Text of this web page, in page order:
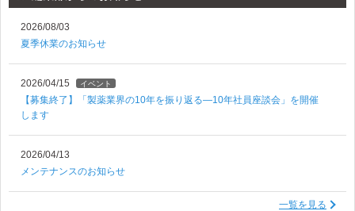
2026/08/03
夏季休業のお知らせ
2026/04/15 イベント
【募集終了】「製薬業界の10年を振り返る―10年社員座談会」を開催
します
2026/04/13
メンテナンスのお知らせ
一覧を見る